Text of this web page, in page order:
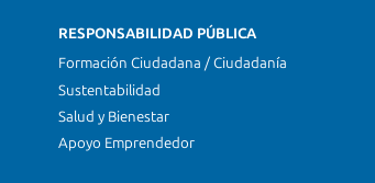
RESPONSABILIDAD PÚBLICA
Formación Ciudadana / Ciudadanía
Sustentabilidad
Salud y Bienestar
Apoyo Emprendedor